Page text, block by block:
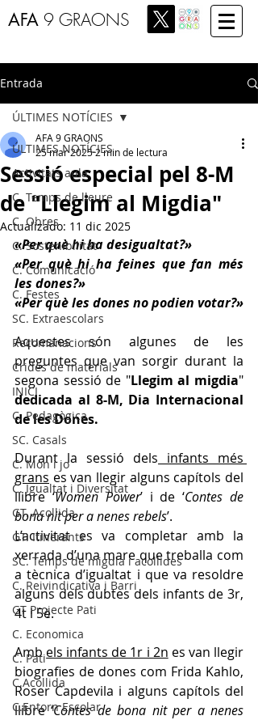
AFA 9 GRAONS
Entrada
ÚLTIMES NOTÍCIES
Activitats aula
C. Temps de lleure
C. Obres
C. Sostenibilitat
C. Comunicació
C. Festes
SC. Extraescolars
Recomanacions
Crides de materials
INICI
C. Pedagògica
SC. Casals
C. Mon i jo
C. Igualtat i Diversitat
GT. Acollida
GT. Itinerants
SC. Temps de migdia i acollides
C. Reivindicativa i Barri
GT Projecte Pati
C. Economica
C. Pati
C.Acollida
C.Entorn Escolar
ÚLTIMES NOTÍCIES
Sessió especial pel 8-M
de "Llegim al Migdia"
AFA 9 GRAONS
25 mar 20252 min de lectura
Actualizado: 11 dic 2025
«Per què hi ha desigualtat?»
«Per què hi ha feines que fan més
les dones?»
Aquestes són algunes de les
preguntes que van sorgir durant la
segona sessió de "Llegim al migdia
dedicada al 8-M, Dia Internacional
de les Dones.
Durant la sessió dels infants més
grans es van llegir alguns capítols del
llibre ‘Women Power’ i de ‘Contes de
bona nit per a nenes rebels’.
L’activitat es va completar amb la
xerrada d’una mare que treballa com
a tècnica d’igualtat i que va resoldre
alguns dels dubtes dels infants de 3r,
4t i 5è.
Amb els infants de 1r i 2n es van llegir
biografies de dones com Frida Kahlo,
Roser Capdevila i alguns capítols del
llibre ‘Contes de bona nit per a nenes